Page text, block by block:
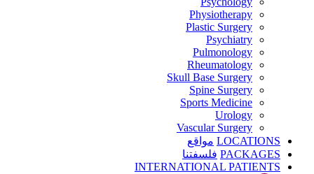
Physiotherapy
Plastic Surgery
Psychiatry
Pulmonology
Rheumatology
Skull Base Surgery
Spine Surgery
Sports Medicine
Urology
Vascular Surgery
LOCATIONS مواقع
PACKAGES فلسفتنا
INTERNATIONAL PATIENTS